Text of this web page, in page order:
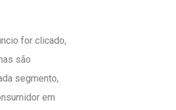
for clicado,
são
segmento,
em